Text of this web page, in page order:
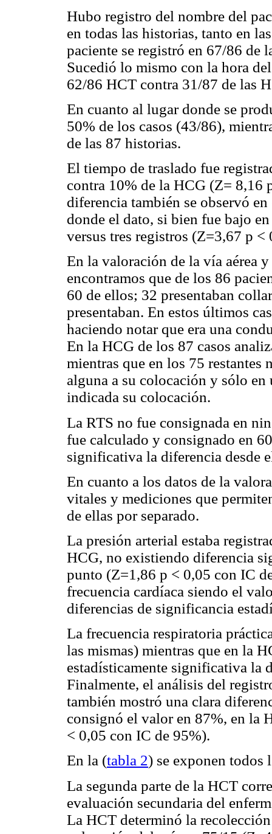
Hubo registro del nombre del
en todas las historias, tanto en
paciente se registró en 67/86 de
Sucedió lo mismo con la hora
62/86 HCT contra 31/87 de las
En cuanto al lugar donde se
50% de los casos (43/86),
de las 87 historias.
El tiempo de traslado fue
contra 10% de la HCG (Z= 8,16
diferencia también se observó
donde el dato, si bien fue bajo
versus tres registros (Z=3,67 p
En la valoración de la vía aérea
encontramos que de los 86
60 de ellos; 32 presentaban
presentaban. En estos últimos
haciendo notar que era una
En la HCG de los 87 casos
mientras que en los 75 restantes
alguna a su colocación y sólo en
indicada su colocación.
La RTS no fue consignada en
fue calculado y consignado en
significativa la diferencia desde
En cuanto a los datos de la
vitales y mediciones que
de ellas por separado.
La presión arterial estaba
HCG, no existiendo diferencia
punto (Z=1,86 p < 0,05 con IC
frecuencia cardíaca siendo el
diferencias de significancia
La frecuencia respiratoria
las mismas) mientras que en la
estadísticamente significativa la
Finalmente, el análisis del
también mostró una clara
consignó el valor en 87%, en la
< 0,05 con IC de 95%).
En la (tabla 2) se exponen todos
La segunda parte de la HCT
evaluación secundaria del
La HCT determinó la